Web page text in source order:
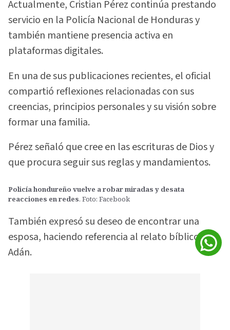
Actualmente, Cristian Pérez continúa prestando
servicio en la Policía Nacional de Honduras y
también mantiene presencia activa en
plataformas digitales.
En una de sus publicaciones recientes, el oficial
compartió reflexiones relacionadas con sus
creencias, principios personales y su visión sobre
formar una familia.
Pérez señaló que cree en las escrituras de Dios y
que procura seguir sus reglas y mandamientos.
Policía hondureño vuelve a robar miradas y desata
reacciones en redes. Foto: Facebook
También expresó su deseo de encontrar una
esposa, haciendo referencia al relato bíblico de
Adán.